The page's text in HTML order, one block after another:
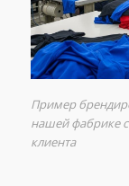
Пример
нашей фабрике
клиента